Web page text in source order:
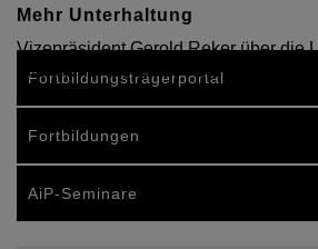
Mehr Unterhaltung
Vizepräsident Gerold Reker über die
öffentlicher Gebäude - die Theorie
Fortbildungsträgerportal
Fortbildungen
AiP-Seminare